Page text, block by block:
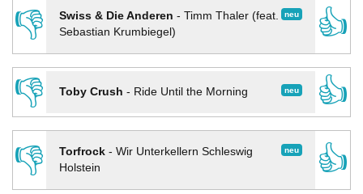
👎
neu
Swiss & Die Anderen - Timm Thaler (feat.
Sebastian Krumbiegel)
👍
👎
neu
Toby Crush - Ride Until the Morning
👍
👎
neu
Torfrock- Wir Unterkellern Schleswig
Holstein
👍